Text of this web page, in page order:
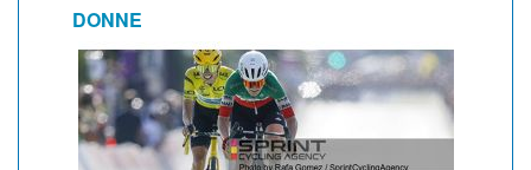
DONNE